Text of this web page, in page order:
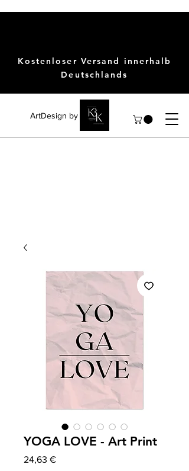
ArtDesign by KBK
Kostenloser Versand innerhalb
Deutschlands
YOGA LOVE - Art Print
24,63 €Precio